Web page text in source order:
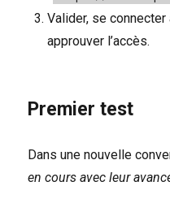
Valider, se
approuver l’accès.
Premier test
Dans une nouvelle
en cours avec leur